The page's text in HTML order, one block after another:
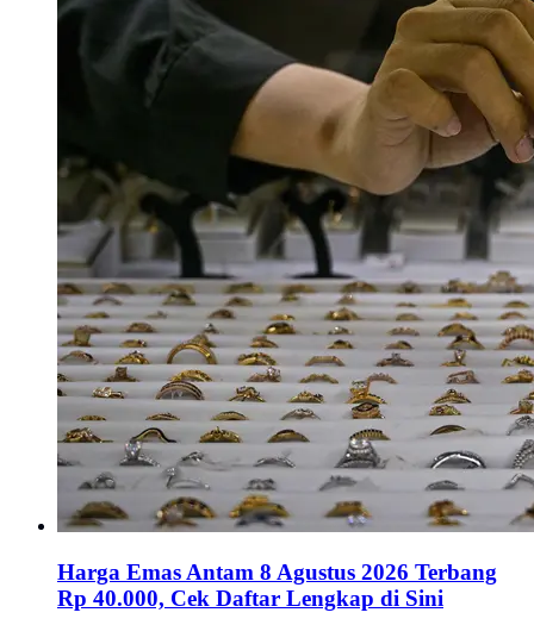
Harga Emas Antam 8 Agustus 2026 Terbang
Rp 40.000, Cek Daftar Lengkap di Sini